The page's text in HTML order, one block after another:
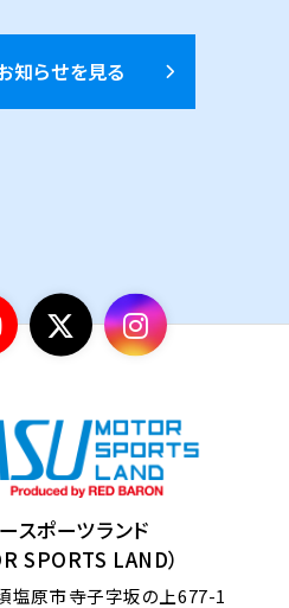
知らせを見る
スポーツランド
SPORTS LAND）
塩原市寺子字坂の上677-1